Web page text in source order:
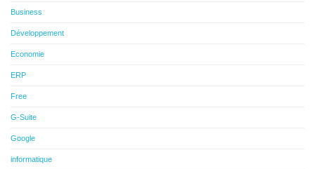
Business
Développement
Economie
ERP
Free
G-Suite
Google
informatique